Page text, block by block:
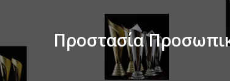
Προστασία